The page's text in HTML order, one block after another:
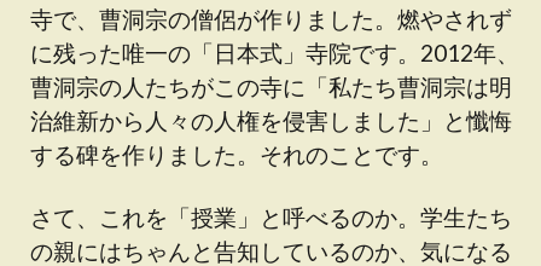
寺で、曹洞宗の僧侶が作りました。燃やされず
に残った唯一の「日本式」寺院です。2012年、
曹洞宗の人たちがこの寺に「私たち曹洞宗は明
治維新から人々の人権を侵害しました」と懺悔
する碑を作りました。それのことです。
さて、これを「授業」と呼べるのか。学生たち
の親にはちゃんと告知しているのか、気になる